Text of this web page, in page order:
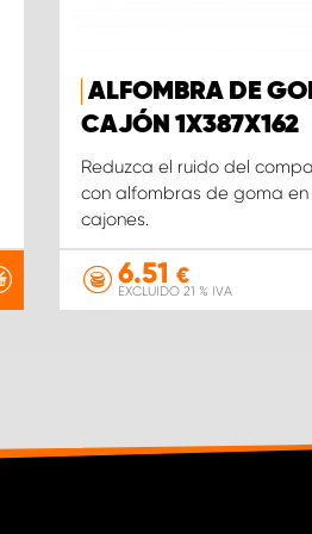
ALFOMBRA DE
CAJÓN 1X387X162
Reduzca el ruido del
con alfombras de goma
cajones.
6.51 €
EXCLUIDO 21 % IVA